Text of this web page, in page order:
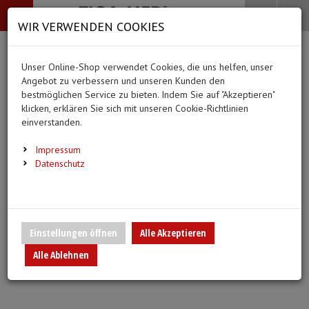
-->
Bekleidung
Alle Kategorien
BEKLEIDUNG
Überschuhe
Hauben
Medizinische Hilfsmittel
Alle Kategorien
MEDIZINISCHE HILFSMITTEL (44
Ergebnisse)
Alle anzeigen
Infusion/Transfusion
Urinbeutel/Beinbeutel
Sauerstoffartikel
Spritzen, Kanülen & Zubehör
Pflege & Alltag
Alle Kategorien
PFLEGE & ALLTAG
Medikation
Urinflaschen &
Alle Kategorien
DIAGNOSTIK &
EKG-Elektroden &
Fieberthermometer
Ihr Warenkorb ist momentan leer.
Ergebnisse () Fertig
Menü Search
WIR VERWENDEN COOKIES
Unser Online-Shop verwendet Cookies, die uns helfen, unser
Angebot zu verbessern und unseren Kunden den
bestmöglichen Service zu bieten. Indem Sie auf "Akzeptieren"
klicken, erklären Sie sich mit unseren Cookie-Richtlinien
einverstanden.
Impressum
Datenschutz
Einstellungen öffnen
Alle Akzeptieren
Alle Ablehnen